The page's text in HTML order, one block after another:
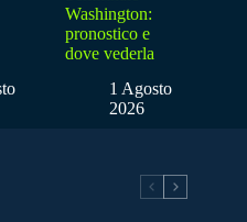
Washington:
pronostico e
dove vederla
1 Agosto
2026